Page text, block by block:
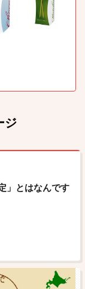
ジ
」とはなんです